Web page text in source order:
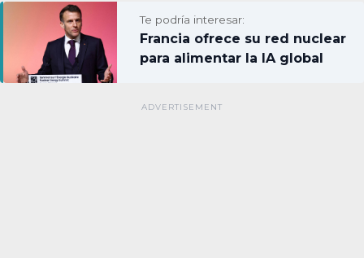
Te podría interesar:
Francia ofrece su red nuclear
para alimentar la IA global